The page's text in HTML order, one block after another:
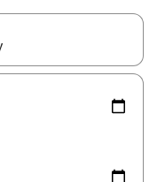
explore-os